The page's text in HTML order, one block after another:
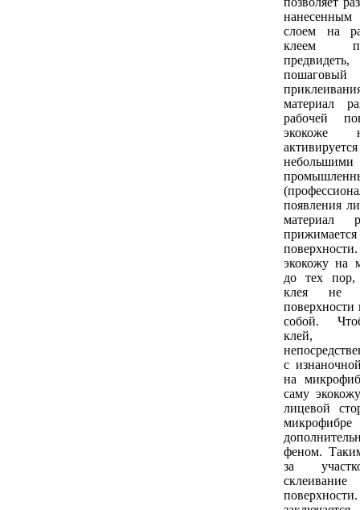
слоем на
клеем
материал
рабочей
экокоже
появления
материал
экокожу на
до тех пор,
клея не
собой.
клей,
с
на
саму
лицевой
микрофибре
феном.
за